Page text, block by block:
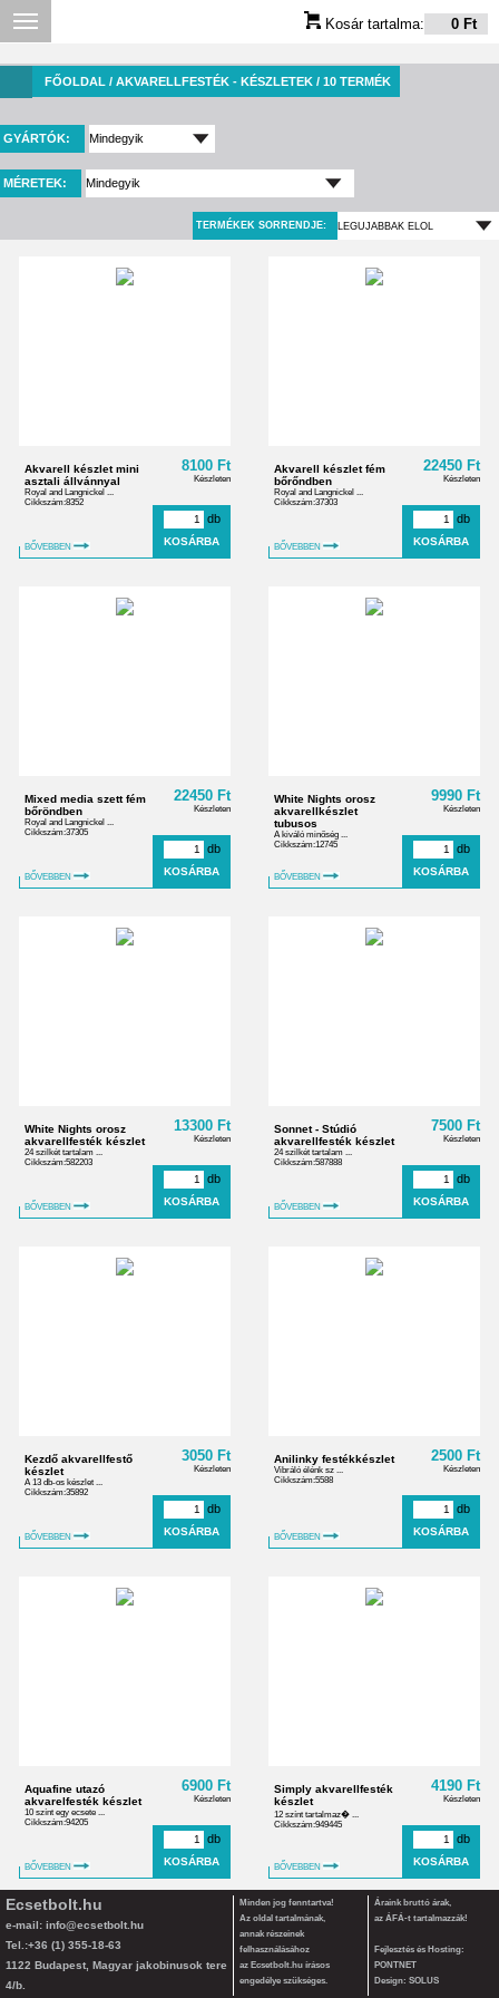
Kosár tartalma: 0 Ft
FŐOLDAL / AKVARELLFESTÉK - KÉSZLETEK / 10 TERMÉK
GYÁRTÓK:
MÉRETEK:
TERMÉKEK SORRENDJE:
Akvarell készlet mini
asztali állvánnyal
Royal and Langnickel ...
Cikkszám:8352
BŐVEBBEN
8100 Ft
Készleten
db
Akvarell készlet fém
bőrőndben
Royal and Langnickel ...
Cikkszám:37303
BŐVEBBEN
22450 Ft
Készleten
db
Mixed media szett fém
bőröndben
Royal and Langnickel ...
Cikkszám:37305
BŐVEBBEN
22450 Ft
Készleten
db
White Nights orosz
akvarellkészlet
tubusos
A kiváló minőség ...
Cikkszám:12745
BŐVEBBEN
9990 Ft
Készleten
db
White Nights orosz
akvarellfesték készlet
24 szilkét tartalam ...
Cikkszám:582203
BŐVEBBEN
13300 Ft
Készleten
db
Sonnet - Stúdió
akvarellfesték készlet
24 szilkét tartalam ...
Cikkszám:587888
BŐVEBBEN
7500 Ft
Készleten
db
Kezdő akvarellfestő
készlet
A 13 db-os készlet ...
Cikkszám:35892
BŐVEBBEN
3050 Ft
Készleten
db
Anilinky festékkészlet
Vibráló élénk sz ...
Cikkszám:5588
BŐVEBBEN
2500 Ft
Készleten
db
Aquafine utazó
akvarelfesték készlet
10 színt egy ecsete ...
Cikkszám:94205
BŐVEBBEN
6900 Ft
Készleten
db
Simply akvarellfesték
készlet
12 színt tartalmaz� ...
Cikkszám:949445
BŐVEBBEN
4190 Ft
Készleten
db
Ecsetbolt.hu
e-mail: info@ecsetbolt.hu
Tel.:+36 (1) 355-18-63
1122 Budapest, Magyar jakobinusok tere
4/b.
Minden jog fenntartva!
Az oldal tartalmának,
annak részeinek
felhasználásához
az Ecsetbolt.hu írásos
engedélye szükséges.
Áraink bruttó árak,
az ÁFÁ-t tartalmazzák!
Fejlesztés és Hosting:
PONTNET
Design: SOLUS